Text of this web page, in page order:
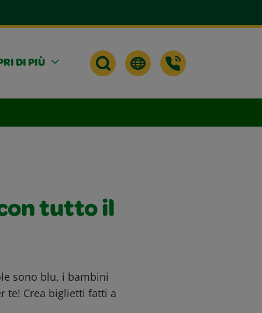
DI PIÙ
tutto il
sono blu, i bambini
te! Crea biglietti fatti a